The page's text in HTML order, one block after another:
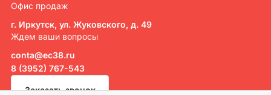
Офис продаж
г. Иркутск, ул. Жуковского, д. 49
Ждем ваши вопросы
conta@ec38.ru
8 (3952) 767-543
Заказать звонок